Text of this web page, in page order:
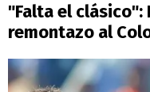
"Falta el clásico":
remontazo al